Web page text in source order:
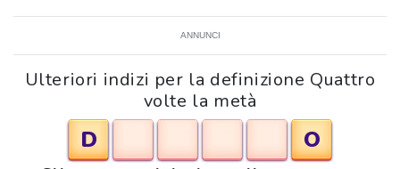
ANNUNCI
Ulteriori indizi per la definizione Quattro
volte la metà
D O